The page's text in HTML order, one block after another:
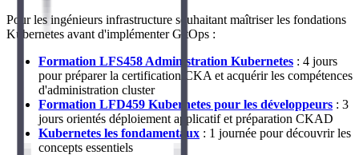
Pour les ingénieurs infrastructure souhaitant maîtriser les fondations
Kubernetes avant d'implémenter GitOps :
Formation LFS458 Administration Kubernetes : 4 jours
pour préparer la certification CKA et acquérir les compétences
d'administration cluster
Formation LFD459 Kubernetes pour les développeurs : 3
jours orientés déploiement applicatif et préparation CKAD
Kubernetes les fondamentaux : 1 journée pour découvrir les
concepts essentiels